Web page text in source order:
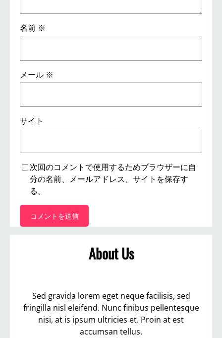
名前 ※
メール ※
サイト
次回のコメントで使用するためブラウザーに自
分の名前、メールアドレス、サイトを保存す
る。
About Us
Sed gravida lorem eget neque facilisis, sed
fringilla nisl eleifend. Nunc finibus pellentesque
nisi, at is ipsum ultricies et. Proin at est
accumsan tellus.